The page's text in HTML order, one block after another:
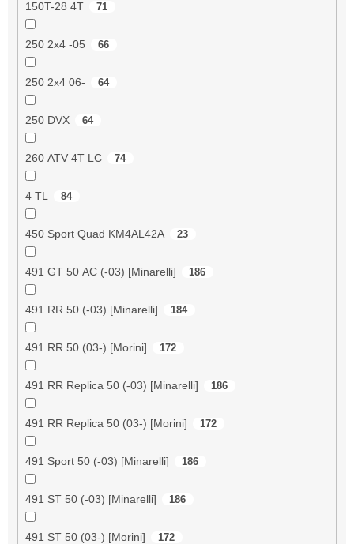
150T-28 4T 71
250 2x4 -05 66
250 2x4 06- 64
250 DVX 64
260 ATV 4T LC 74
4 TL 84
450 Sport Quad KM4AL42A 23
491 GT 50 AC (-03) [Minarelli] 186
491 RR 50 (-03) [Minarelli] 184
491 RR 50 (03-) [Morini] 172
491 RR Replica 50 (-03) [Minarelli] 186
491 RR Replica 50 (03-) [Morini] 172
491 Sport 50 (-03) [Minarelli] 186
491 ST 50 (-03) [Minarelli] 186
491 ST 50 (03-) [Morini] 172